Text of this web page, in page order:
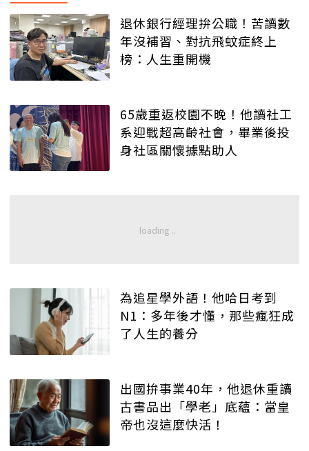
退休銀行經理拚公職！苦讀數
年沒補習、對抗飛蚊症終上
榜：人生重開機
65歲重返校園不晚！他讀社工
系迎戰超高齡社會，畢業後投
身社區關懷據點助人
為追星學外語！他哈日考到
N1：多年後才懂，那些瘋狂成
了人生的養分
出國拚事業40年，他退休重讀
古書品出「學老」底蘊：當皇
帝也沒這麼快活！